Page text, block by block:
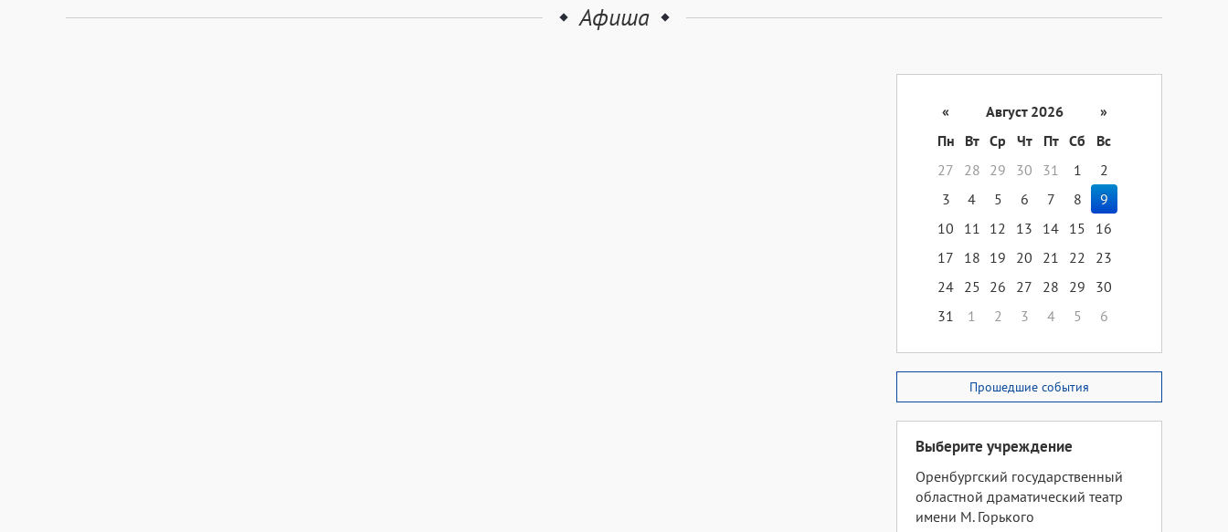
Афиша
« Август 2026
»
Пн
Вт Ср Чт Пт Сб
Вс
27
28 29 30 31 1
2
3
4 5 6 7 8
9
10
11 12 13 14 15
16
17
18 19 20 21 22
23
24 25 26 27 28 29
30
31
1 2 3 4 5 6
Прошедшие события
Выберите учреждение
Оренбургский государственный
областной драматический театр
имени М. Горького